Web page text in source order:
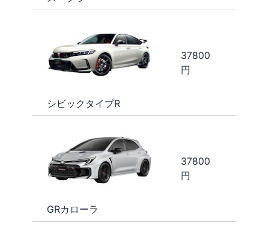
シビックタイプR
37800
円
GRカローラ
37800
円